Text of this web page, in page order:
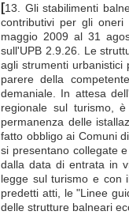
[13. Gli stabilimenti
contributivi per gli oneri
maggio 2009 al 31
sull'UPB 2.9.26. Le
agli strumenti urbanistici
parere della
demaniale. In attesa
regionale sul turismo,
permanenza delle
fatto obbligo ai Comuni
si presentano collegate
dalla data di entrata in
legge sul turismo e con
predetti atti, le "Linee
delle strutture balneari